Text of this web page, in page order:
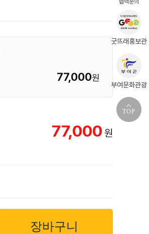
협력문의
굿뜨래홍보관
부여문화관광
TOP
77,000원
77,000 원
장바구니